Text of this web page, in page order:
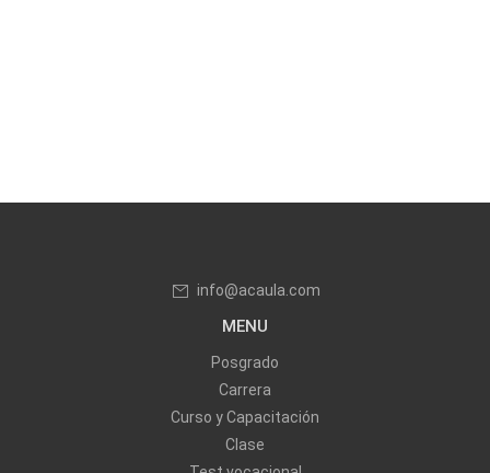
info@acaula.com
MENU
Posgrado
Carrera
Curso y Capacitación
Clase